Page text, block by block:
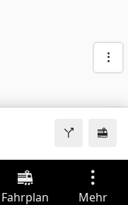
Fahrplan Mehr